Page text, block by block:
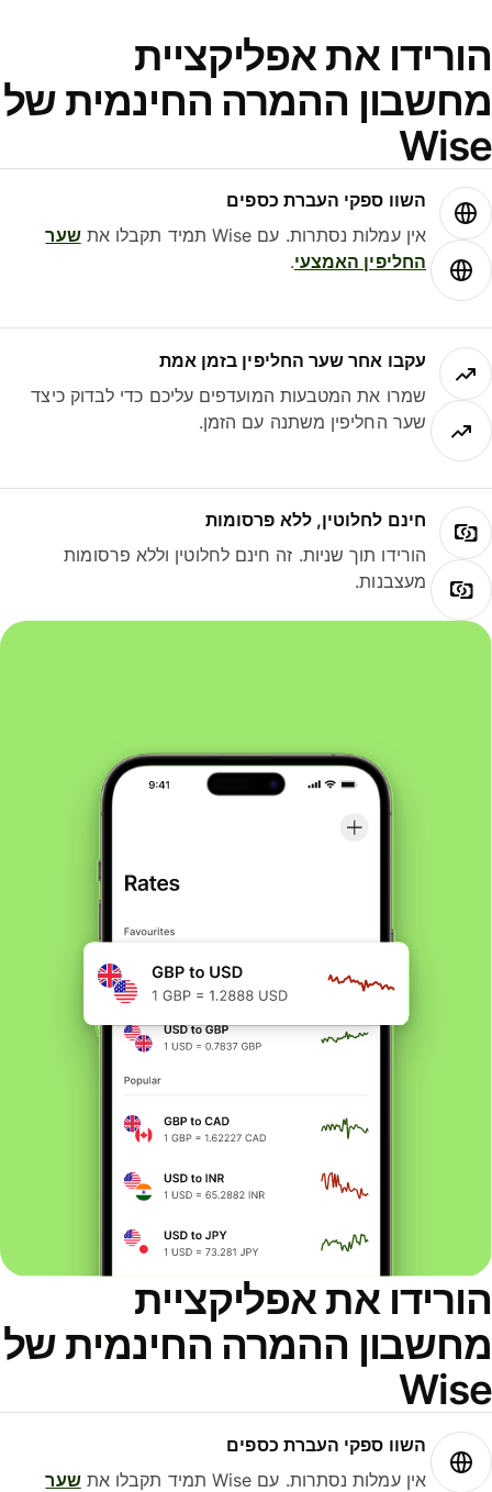
את אפליקציית
ההמרה החינמית של
השוו ספקי העברת כספים
אין עמלות נסתרות. עם Wise תמיד תקבלו את
שער
החליפין האמצעי.
עקבו אחר שער החליפין בזמן אמת
שמרו את המטבעות המועדפים עליכם כדי לבדוק כיצד
שער החליפין משתנה עם הזמן.
חינם לחלוטין, ללא פרסומות
הורידו תוך שניות. זה חינם לחלוטין וללא פרסומות
מעצבנות.
את אפליקציית
ההמרה החינמית של
השוו ספקי העברת כספים
אין עמלות נסתרות. עם Wise תמיד תקבלו את
שער